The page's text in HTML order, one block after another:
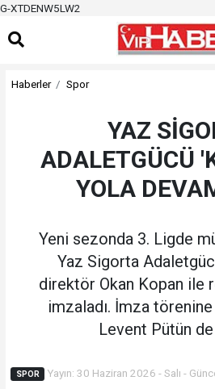
G-XTDENW5LW2
Haberler Spor
YAZ
ADALETGÜCÜ
YOLA
Yeni sezonda 3. Ligde
Yaz Sigorta
direktör Okan Kopan ile
imzaladı. İmza törenine
Levent Pütün de
SPOR Yayın: 30 Haziran 2026 - Salı -